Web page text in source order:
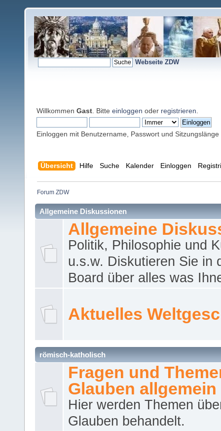
Webseite ZDW
Willkommen Gast . Bitte einloggen oder registrieren
Einloggen mit Benutzername, Passwort und Sitzungslänge
Übersicht Hilfe Suche Kalender Einloggen
Forum ZDW
Allgemeine Diskussionen
Allgemeine
Politik, Philosophie und
u.s.w. Diskutieren Sie in
Board über alles was
Aktuelles
römisch-katholisch
Fragen und
Glauben allgemein
Hier werden Themen
Glauben behandelt.